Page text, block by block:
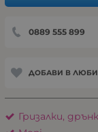
0889 555 899
ДОБАВИ В
Гризалки,